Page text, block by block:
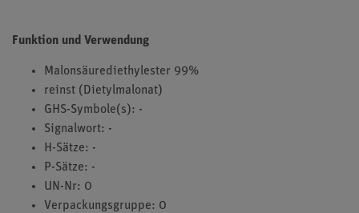
Funktion und Verwendung
Malonsäurediethylester 99%
reinst (Dietylmalonat)
GHS-Symbole(s): -
Signalwort: -
H-Sätze: -
P-Sätze: -
UN-Nr: 0
Verpackungsgruppe: 0